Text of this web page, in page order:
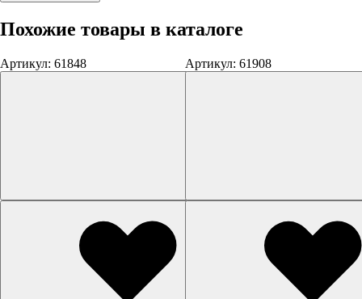
Похожие товары в каталоге
Артикул: 61848 Артикул: 61908